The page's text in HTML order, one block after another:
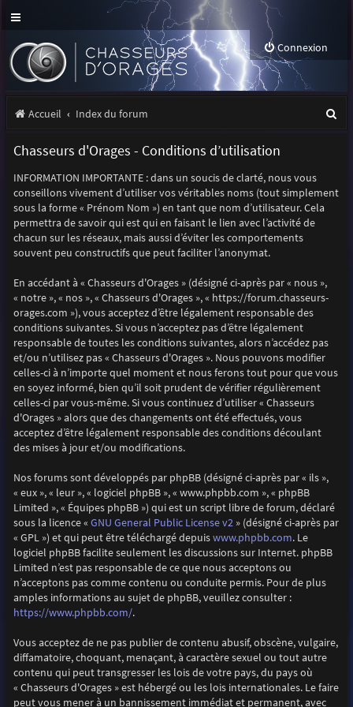
Connexion
Accueil Index du forum
Chasseurs d'Orages - Conditions d’utilisation
INFORMATION IMPORTANTE : dans un soucis de clarté, nous vous
conseillons vivement d’utiliser vos véritables noms (tout simplement
sous la forme « Prénom Nom ») en tant que nom d’utilisateur. Cela
permettra de savoir qui est qui en faisant le lien avec l’activité de
chacun sur les réseaux, mais aussi d’éviter les comportements
souvent peu constructifs que peut faciliter l’anonymat.
En accédant à « Chasseurs d'Orages » (désigné ci-après par « nous »,
« notre », « nos », « Chasseurs d'Orages », « https://forum.chasseurs-
orages.com »), vous acceptez d’être légalement responsable des
conditions suivantes. Si vous n’acceptez pas d’être légalement
responsable de toutes les conditions suivantes, alors n’accédez pas
et/ou n’utilisez pas « Chasseurs d'Orages ». Nous pouvons modifier
celles-ci à n’importe quel moment et nous ferons tout pour que vous
en soyez informé, bien qu’il soit prudent de vérifier régulièrement
celles-ci par vous-même. Si vous continuez d’utiliser « Chasseurs
d'Orages » alors que des changements ont été effectués, vous
acceptez d’être légalement responsable des conditions découlant
des mises à jour et/ou modifications.
Nos forums sont développés par phpBB (désigné ci-après par « ils »,
« eux », « leur », « logiciel phpBB », « www.phpbb.com », « phpBB
Limited », « Équipes phpBB ») qui est un script libre de forum, déclaré
sous la licence « GNU General Public License v2» (désigné ci-après par
« GPL ») et qui peut être téléchargé depuiswww.phpbb.com. Le
logiciel phpBB facilite seulement les discussions sur Internet. phpBB
Limited n’est pas responsable de ce que nous acceptons ou
n’acceptons pas comme contenu ou conduite permis. Pour de plus
amples informations au sujet de phpBB, veuillez consulter :
https://www.phpbb.com/.
Vous acceptez de ne pas publier de contenu abusif, obscène, vulgaire,
diffamatoire, choquant, menaçant, à caractère sexuel ou tout autre
contenu qui peut transgresser les lois de votre pays, du pays où
« Chasseurs d'Orages » est hébergé ou les lois internationales. Le faire
peut vous mener à un bannissement immédiat et permanent, avec